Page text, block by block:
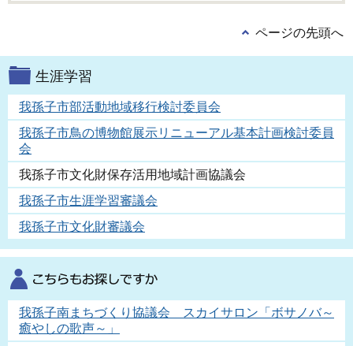
ページの先頭へ
生涯学習
我孫子市部活動地域移行検討委員会
我孫子市鳥の博物館展示リニューアル基本計画検討委員
会
我孫子市文化財保存活用地域計画協議会
我孫子市生涯学習審議会
我孫子市文化財審議会
我孫子南まちづくり協議会 スカイサロン「ボサノバ～
癒やしの歌声～」